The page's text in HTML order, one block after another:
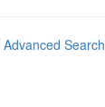
Advanced Search